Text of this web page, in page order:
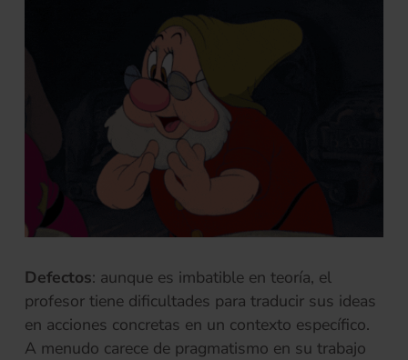
Defectos: aunque es imbatible en teoría, el
profesor tiene dificultades para traducir sus ideas
en acciones concretas en un contexto específico.
A menudo carece de pragmatismo en su trabajo